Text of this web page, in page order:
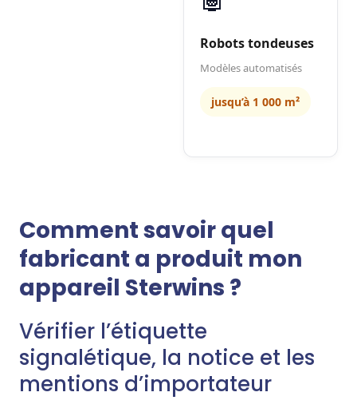
Robots tondeuses
Modèles automatisés
jusqu’à 1 000 m²
Comment savoir quel
fabricant a produit mon
appareil Sterwins ?
Vérifier l’étiquette
signalétique, la notice et les
mentions d’importateur